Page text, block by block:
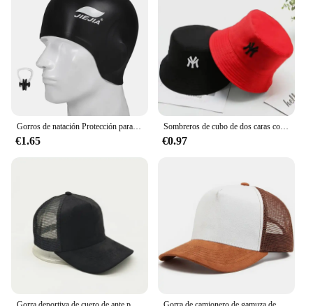
€1.65
Sombreros de cubo de dos caras con personalidad bordada de letras Unisex, gorras de pescadores, gorra informal para exteriores, sombrero protector solar
€0.97